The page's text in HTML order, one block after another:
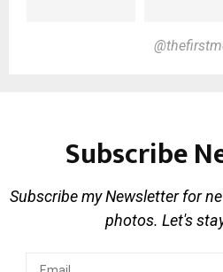
Subscribe
Subscribe my Newsletter for
photos. Let's